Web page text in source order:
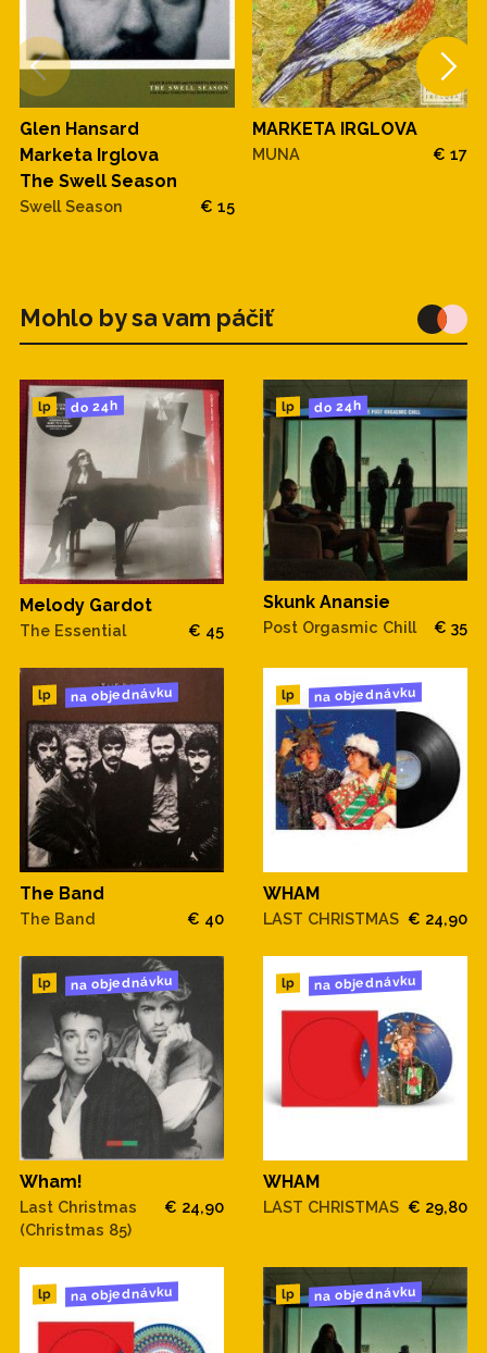
Glen Hansard
Marketa Irglova
The Swell Season
Swell Season € 15
MARKETA IRGLOVA
MUNA € 17
Mohlo by sa vam páčiť
lp do 24h
Melody Gardot
The Essential € 45
lp do 24h
Skunk Anansie
Post Orgasmic Chill € 35
lp na objednávku
The Band
The Band € 40
lp na objednávku
WHAM
LAST CHRISTMAS € 24,90
lp na objednávku
Wham!
Last Christmas
(Christmas 85)
€ 24,90
lp na objednávku
WHAM
LAST CHRISTMAS € 29,80
lp na objednávku lp na objednávku